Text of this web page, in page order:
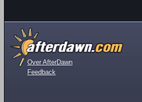
Over AfterDawn
Feedback